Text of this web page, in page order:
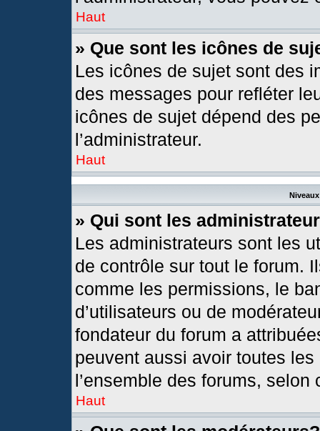
Haut
» Que sont les icônes de
Les icônes de sujet sont des
des messages pour refléter
icônes de sujet dépend des
l’administrateur.
Haut
» Qui sont les
Les administrateurs sont les
de contrôle sur tout le forum.
comme les permissions, le
d’utilisateurs ou de
fondateur du forum a
peuvent aussi avoir toutes
l’ensemble des forums,
Haut